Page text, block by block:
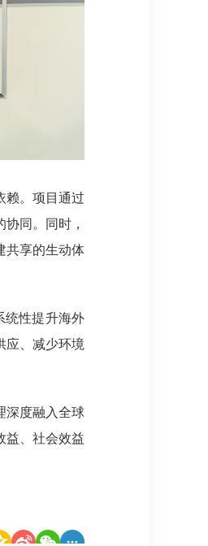
赖。项目通过
同。同时，
共享的生动体
统性提升海外
应、减少环境
深度融入全球
益、社会效益